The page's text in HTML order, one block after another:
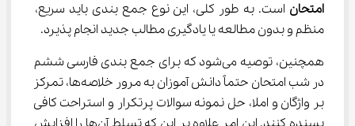
امتحان است. به طور کلی، این نوع جمع بندی باید سریع،
منظم و بدون مطالعه یا یادگیری مطالب جدید انجام پذیرد.
همچنین، توصیه می‌شود که برای جمع بندی فارسی ششم
در شب امتحان حتماً دانش آموزان به مرور خلاصه‌ها، تمرکز
بر واژگان و املا، حل نمونه سوالات پرتکرار و استراحت کافی